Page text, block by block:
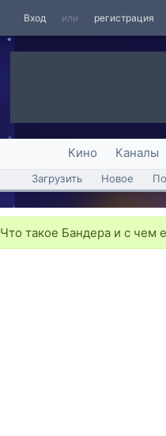
Вход или регистрация
Кино Каналы
Загрузить Новое
Что такое Бандера и с чем